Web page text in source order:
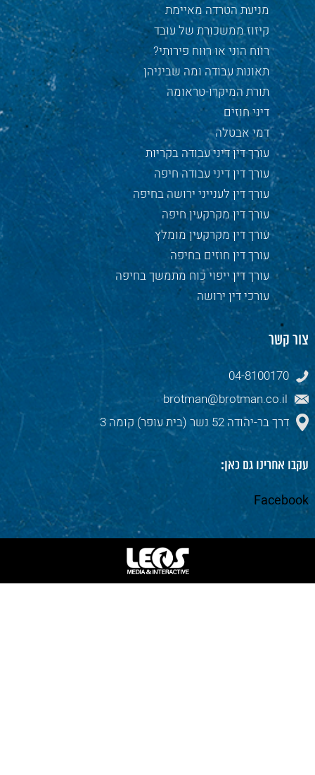
מניעת הטרדה מאיימת
קיזוז ממשכורת של עובד
רווח הוני או רווח פירותי?
תאונות עבודה ומה שביניהן
תורת המיקרו-טראומה
דיני חוזים
דמי אבטלה
עורך דין דיני עבודה בקריות
עורך דין דיני עבודה חיפה
עורך דין לענייני ירושה בחיפה
עורך דין מקרקעין חיפה
עורך דין מקרקעין מומלץ
עורך דין חוזים בחיפה
עורך דין ייפוי כוח מתמשך בחיפה
עורכי דין ירושה
צור קשר
04-8100170
brotman@brotman.co.il
דרך בר-יהודה 52 נשר (בית עופר) קומה 3
עקבו אחרינו גם כאן:
Facebook